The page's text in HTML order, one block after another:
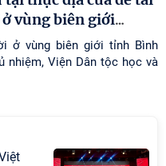
vùng biên giới…
ở vùng biên giới tỉnh Bình
nhiệm, Viện Dân tộc học và